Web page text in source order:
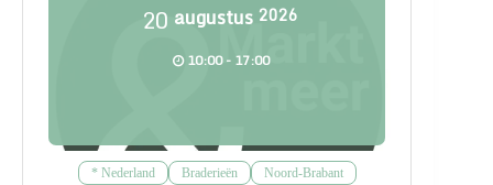
20 augustus 2026
10:00 - 17:00
* Nederland Braderieën Noord-Brabant